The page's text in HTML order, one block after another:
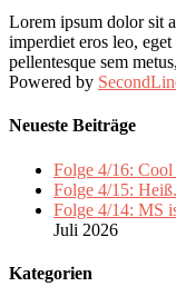
Lorem ipsum dolor sit
imperdiet eros leo,
pellentesque sem
Powered by
Neueste Beiträge
Folge 4/16: Cool
Folge 4/15:
Folge 4/14: MS
Juli 2026
Kategorien